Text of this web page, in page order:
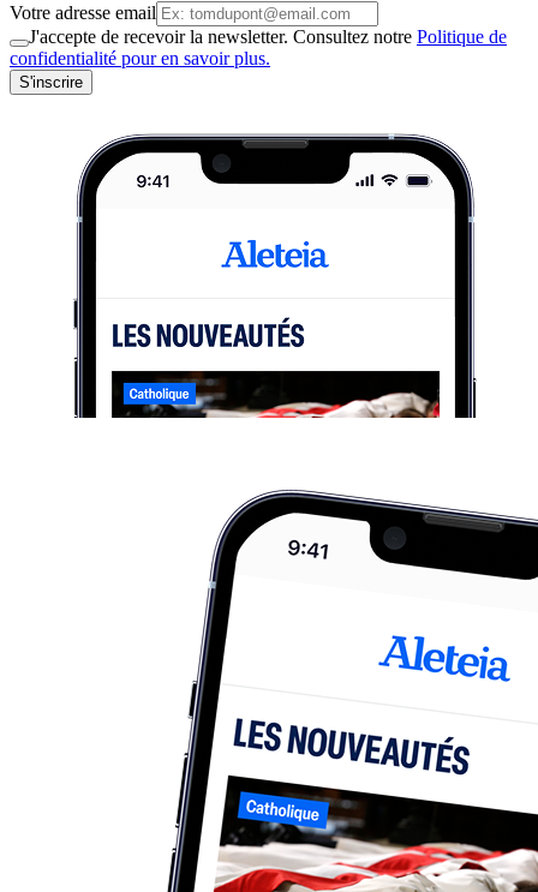
Votre adresse email
J'accepte de recevoir la newsletter. Consultez notre Politique de
confidentialité pour en savoir plus.
S'inscrire